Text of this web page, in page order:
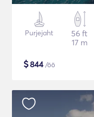
Purjejaht
56 ft
17 m
$844/öö